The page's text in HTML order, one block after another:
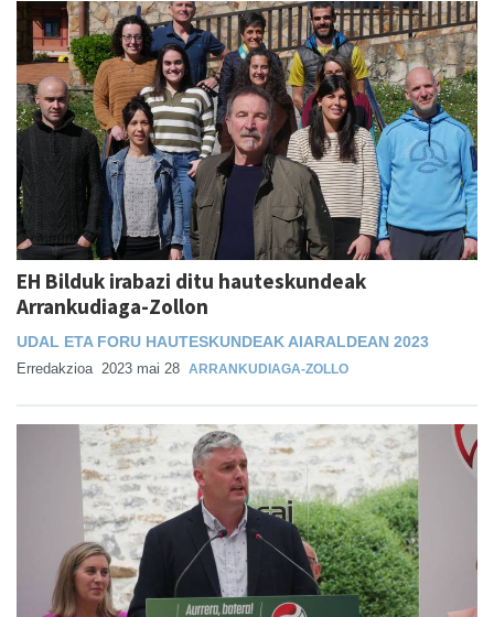
EH Bilduk irabazi ditu hauteskundeak
Arrankudiaga-Zollon
UDAL ETA FORU HAUTESKUNDEAK AIARALDEAN 2023
Erredakzioa 2023 mai 28 ARRANKUDIAGA-ZOLLO